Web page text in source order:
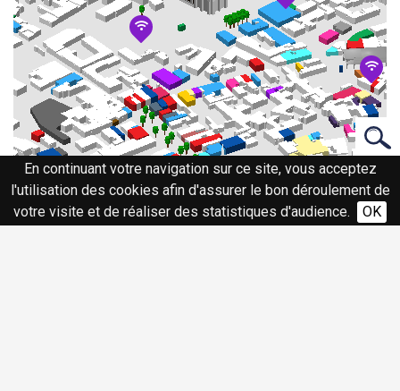
En continuant votre navigation sur ce site, vous acceptez
l'utilisation des cookies afin d'assurer le bon déroulement de
votre visite et de réaliser des statistiques d'audience.
OK